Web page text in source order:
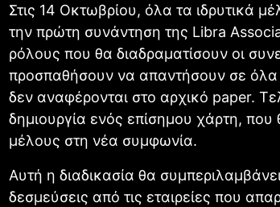
Στις 14 Οκτωβρίου, όλα τα ιδρυτικά
την πρώτη συνάντηση της Libra
ρόλους που θα διαδραματίσουν οι
προσπαθήσουν να απαντήσουν σε όλα
δεν αναφέρονται στο αρχικό paper.
δημιουργία ενός επίσημου χάρτη, που
μέλους στη νέα συμφωνία.
Αυτή η διαδικασία θα
δεσμεύσεις από τις εταιρείες που